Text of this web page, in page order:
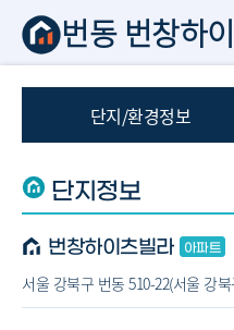
번동 번창하
단지/환경정보
단지정보
번창하이츠빌라
서울 강북구 번동 510-22(서울 강